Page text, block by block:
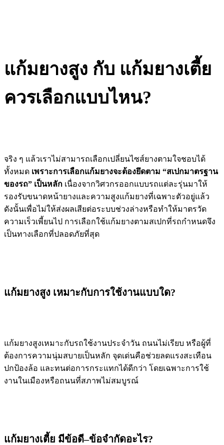
แก้มยางสูง กับ แก้มยางเตี้ย
ควรเลือกแบบไหน?
จริง ๆ แล้วเราไม่สามารถเลือกเปลี่ยนไซส์ยางตามใจชอบได้
ทั้งหมด เพราะการเลือกแก้มยางจะต้องยึดตาม “สเปกมาตรฐาน
ของรถ” เป็นหลัก เนื่องจากวิศวกรออกแบบรถแต่ละรุ่นมาให้
รองรับขนาดหน้ายางและความสูงแก้มยางที่เฉพาะตัวอยู่แล้ว
ดังนั้นเพื่อไม่ให้ส่งผลเสียต่อระบบช่วงล่างหรือทำให้มาตรวัด
ความเร็วเพี้ยนไป การเลือกใช้แก้มยางตามสเปกที่รถกำหนดจึง
เป็นทางเลือกที่ปลอดภัยที่สุด
แก้มยางสูง เหมาะกับการใช้งานแบบใด?
แก้มยางสูงเหมาะกับรถใช้งานประจำวัน ถนนไม่เรียบ หรือผู้ที่
ต้องการความนุ่มสบายเป็นหลัก จุดเด่นคือช่วยลดแรงสะเทือน
ปกป้องล้อ และทนต่อการกระแทกได้ดีกว่า โดยเฉพาะการใช้
งานในเมืองหรือถนนที่สภาพไม่สมบูรณ์
แก้มยางเตี้ย มีข้อดี–ข้อจำกัดอะไร?